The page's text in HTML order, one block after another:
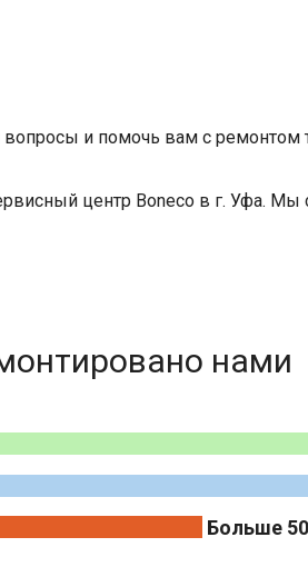
и помочь вам с
центр Boneco в г. Уфа.
нами
Больше